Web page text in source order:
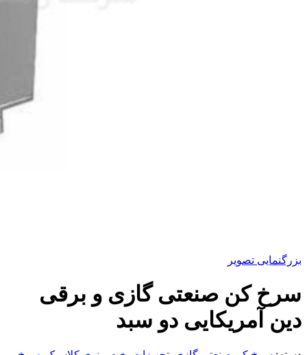
بزرگنمایی تصویر
سرخ کن صنعتی گازی و برقی
دین آمریکایی دو سبد